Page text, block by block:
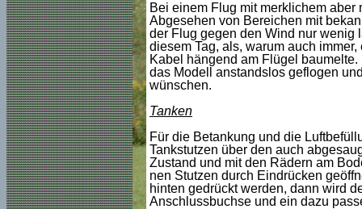
Bei einem Flug mit merklichem
Abgesehen von Bereichen mit
der Flug gegen den Wind nur wenig
diesem Tag, als, warum auch
Kabel hängend am Flügel
das Modell anstandslos geflogen
wünschen.
Tanken
Für die Betankung und die
Tankstutzen über den auch
Zustand und mit den Rädern am
nen Stutzen durch Eindrücken
hinten gedrückt werden, dann wird
Anschlussbuchse und ein dazu